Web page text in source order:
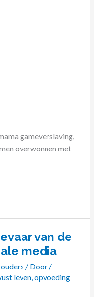
gameverslaving,
overwonnen met
van de
media
/ Door/
leven,opvoeding